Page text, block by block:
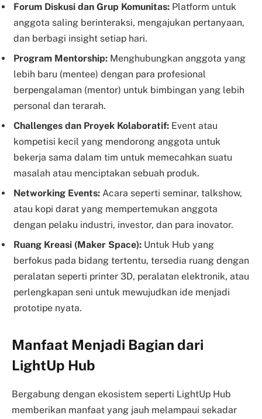
Forum Diskusi dan Grup Komunitas: Platform untuk
anggota saling berinteraksi, mengajukan pertanyaan,
dan berbagi insight setiap hari.
Program Mentorship: Menghubungkan anggota yang
lebih baru (mentee) dengan para profesional
berpengalaman (mentor) untuk bimbingan yang lebih
personal dan terarah.
Challenges dan Proyek Kolaboratif: Event atau
kompetisi kecil yang mendorong anggota untuk
bekerja sama dalam tim untuk memecahkan suatu
masalah atau menciptakan sebuah produk.
Networking Events: Acara seperti seminar, talkshow,
atau kopi darat yang mempertemukan anggota
dengan pelaku industri, investor, dan para inovator.
Ruang Kreasi (Maker Space): Untuk Hub yang
berfokus pada bidang tertentu, tersedia ruang dengan
peralatan seperti printer 3D, peralatan elektronik, atau
perlengkapan seni untuk mewujudkan ide menjadi
prototipe nyata.
Manfaat Menjadi Bagian dari
LightUp Hub
Bergabung dengan ekosistem seperti LightUp Hub
memberikan manfaat yang jauh melampaui sekadar